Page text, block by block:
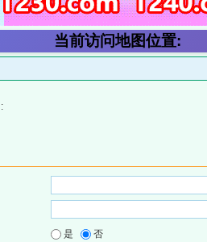
当前访问地图位置:
是 否